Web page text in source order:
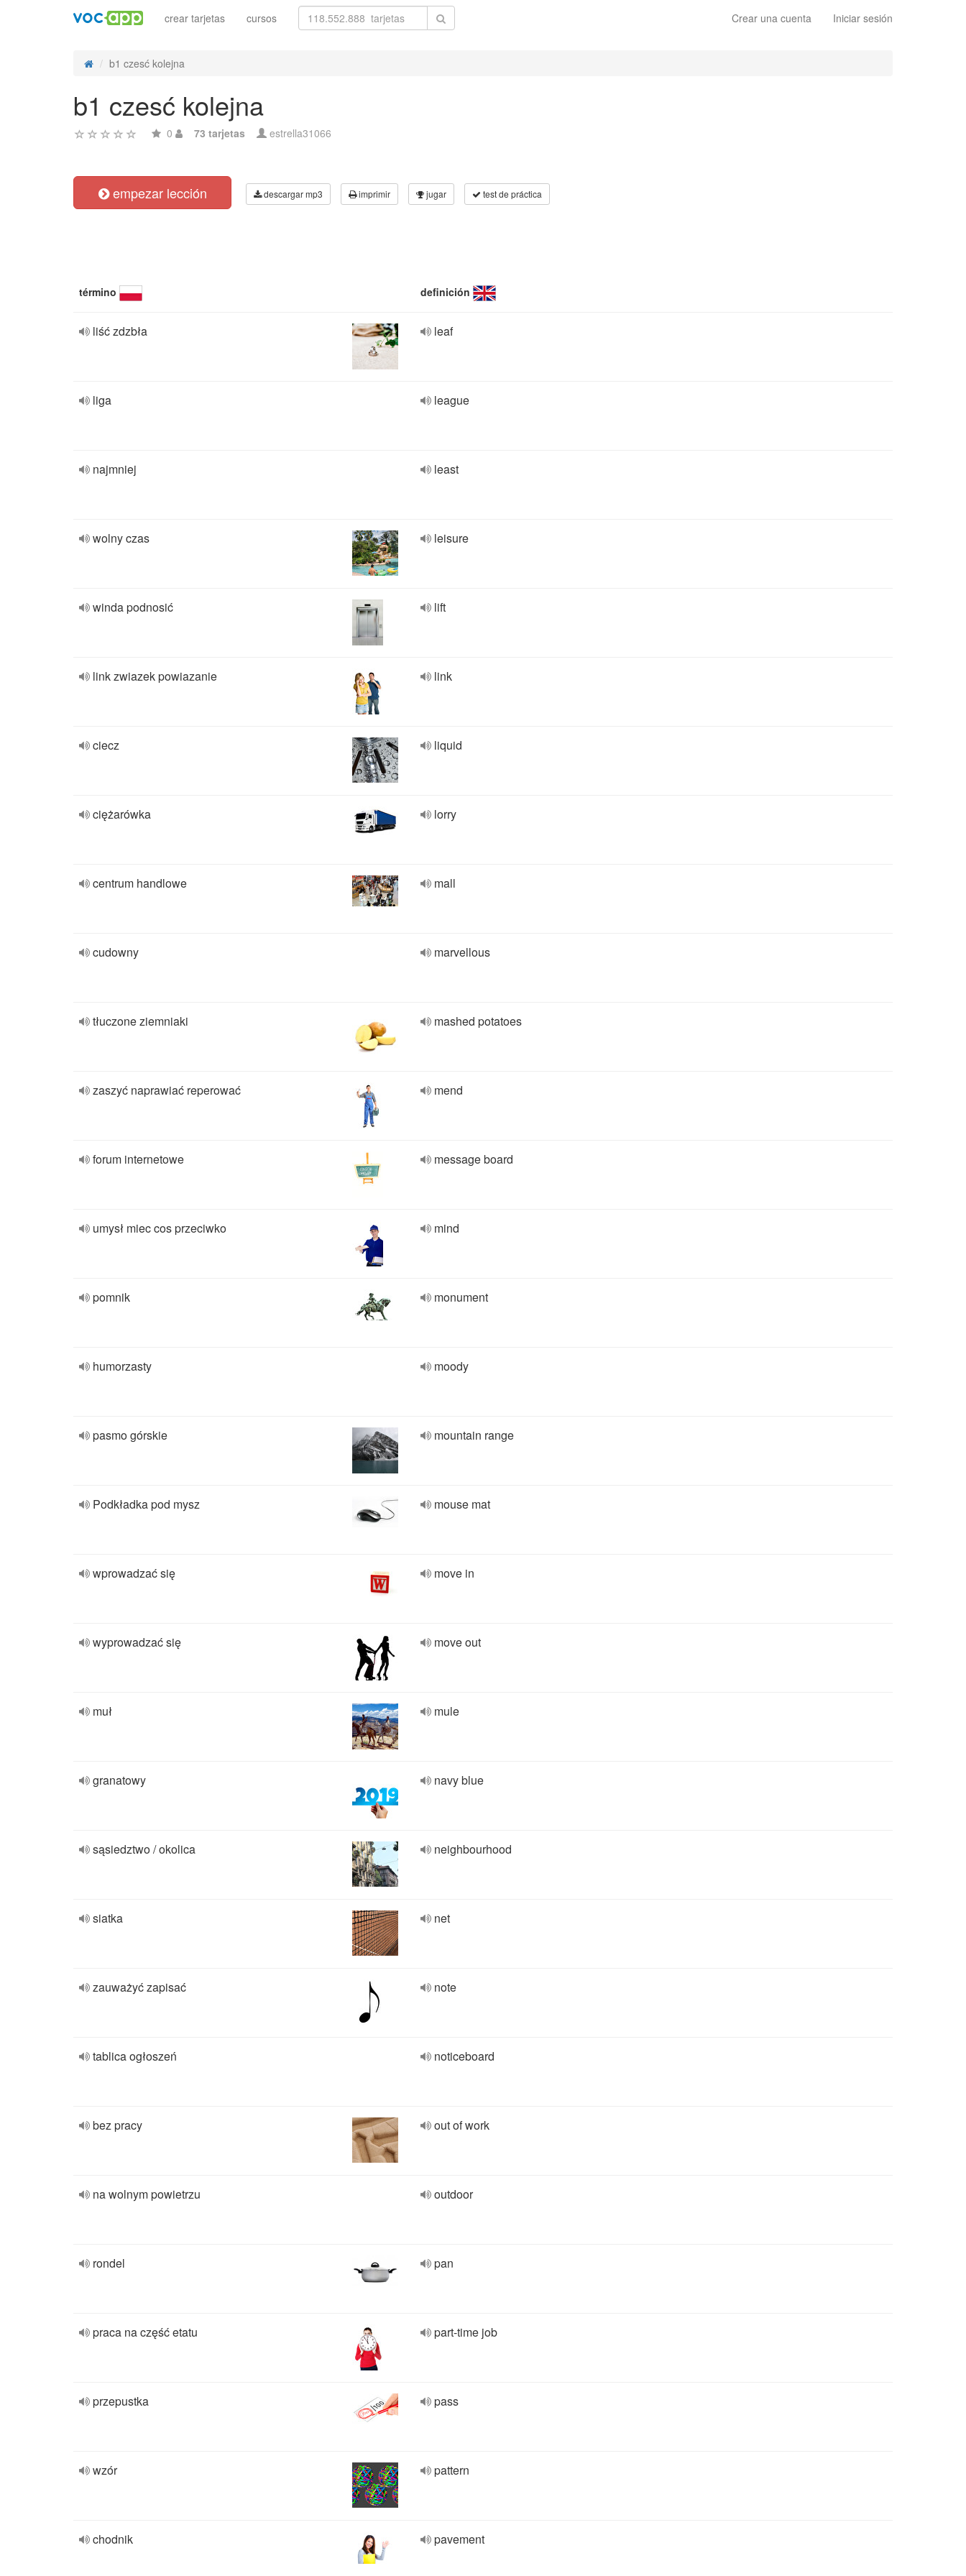
Crear una cuenta Iniciar sesión
crear tarjetas cursos
b1 czesć kolejna
b1 czesć kolejna
0 73 tarjetas estrella31066
empezar lección descargar mp3 imprimir jugar test de práctica
término definición
liść zdzbła leaf
liga league
najmniej least
wolny czas leisure
winda podnosić lift
link zwiazek powiazanie link
ciecz liquid
ciężarówka lorry
centrum handlowe mall
cudowny marvellous
tłuczone ziemniaki mashed potatoes
zaszyć naprawiać reperować mend
forum internetowe message board
umysł miec cos przeciwko mind
pomnik monument
humorzasty moody
pasmo górskie mountain range
Podkładka pod mysz mouse mat
wprowadzać się move in
wyprowadzać się move out
muł mule
granatowy navy blue
sąsiedztwo / okolica neighbourhood
siatka net
zauważyć zapisać note
tablica ogłoszeń noticeboard
bez pracy out of work
na wolnym powietrzu outdoor
rondel pan
praca na część etatu part-time job
przepustka pass
wzór pattern
chodnik pavement